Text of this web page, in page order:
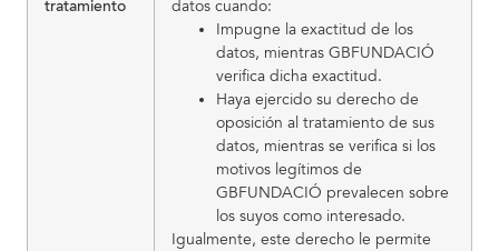
tratamiento
datos cuando:
Impugne la exactitud de los
datos, mientras GBFUNDACIÓ
verifica dicha exactitud.
Haya ejercido su derecho de
oposición al tratamiento de sus
datos, mientras se verifica si los
motivos legítimos de
GBFUNDACIÓ prevalecen sobre
los suyos como interesado.
Igualmente, este derecho le permite